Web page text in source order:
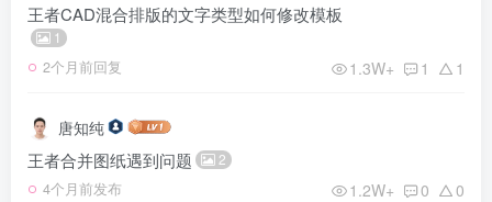
王者CAD混合排版的文字类型如何修改模板
1
2个月前回复 1.3W+ 1 1
唐知纯
王者合并图纸遇到问题 2
4个月前发布 1.2W+ 0 0